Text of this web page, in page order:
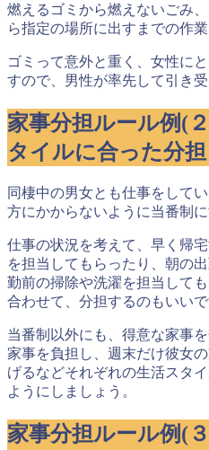
燃えるゴミから燃えないごみ
ら指定の場所に出すまでの作
ゴミって意外と重く、女性に
すので、男性が率先して引き
家事分担ルール例(
タイルに合った分担
同棲中の男女とも仕事をして
方にかからないように当番制
仕事の状況を考えて、早く帰
を担当してもらったり、朝の
勤前の掃除や洗濯を担当しても
合わせて、分担するのもいい
当番制以外にも、得意な家事
家事を負担し、週末だけ彼女
げるなどそれぞれの生活スタ
ようにしましょう。
家事分担ルール例(